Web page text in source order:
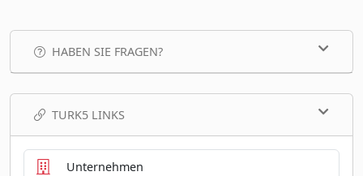
HABEN SIE FRAGEN?
TURK5 LINKS
Unternehmen